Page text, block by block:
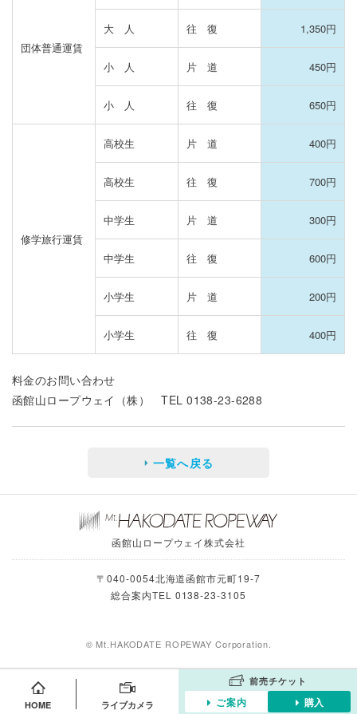
団体普通運賃
大 人 往 復 1,350円
小 人 片 道 450円
小 人 往 復 650円
修学旅行運賃
高校生 片 道 400円
高校生 往 復 700円
中学生 片 道 300円
中学生 往 復 600円
小学生 片 道 200円
小学生 往 復 400円
料金のお問い合わせ
函館山ロープウェイ（株） TEL 0138-23-6288
一覧へ戻る
函館山ロープウェイ株式会社
〒040-0054北海道函館市元町19-7
総合案内TEL 0138-23-3105
© Mt.HAKODATE ROPEWAY Corporation.
HOME ライブカメラ
前売チケット
ご案内 購入